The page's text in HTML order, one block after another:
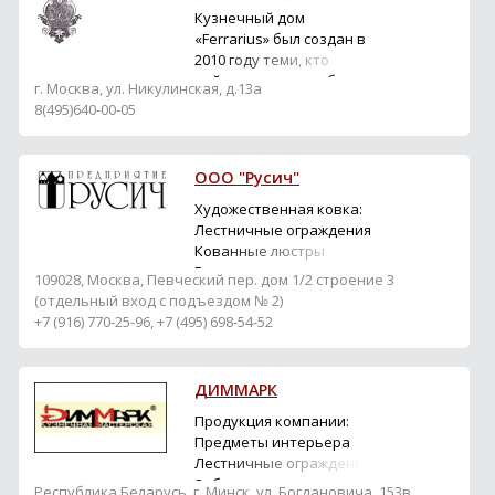
крупными объемами.
Предоставляем полный
комплекс услуг: от
производства до
монтажа. Отправляем ...
Кузнечный дом
«Ferrarius» был создан в
2010 году теми, кто
действительно любит
горячую ковку,
настоящие шедевры
художественной ковки.
За несколько лет из
миниатюрной кузни «для
себя и друзей» мы
превратились в кр...
г. Москва, ул. Никулинская, д.13а
8(495)640-00-05
ООО "Русич"
Художественная ковка:
Лестничные ограждения
Кованные люстры
Решетки для камина
Кованные лестницы
Чердачные лестницы
Ступени для лестниц
Металл в архитектуре
Кованные беседки
Закрытые беседки
Кованные цветы
Ограждения и заборы
109028, Москва, Певческий пер. дом 1/2 строение 3
(отдельный вход с подъездом № 2)
+7 (916) 770-25-96, +7 (495) 698-54-52
ДИММАРК
Продукция компании:
Предметы интерьера
Лестничные ограждения
Заборы и ворота